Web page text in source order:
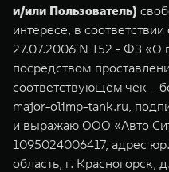
TANK 300
Следуй за открытиями
от 3 999 000 ₽
Конфигуратор
Тест-драйв
Зарядные станции
ПОКУПКА АВТОМОБИЛЯ
TANK Финансы
Помощь на дороге
Калькулятор ТО
Нулевое ТО
Сервис
35 лет GWM
GWM ТЕХ ДЕНЬ
Новости
и/или Пользователь)
интересе, в
27.07.2006 N 152 - ФЗ «О
посредством
соответствующем чек –
major-olimp-tank.ru,
и выражаю ООО «Авто
1095024006417, адрес
область, г. Красногорск,